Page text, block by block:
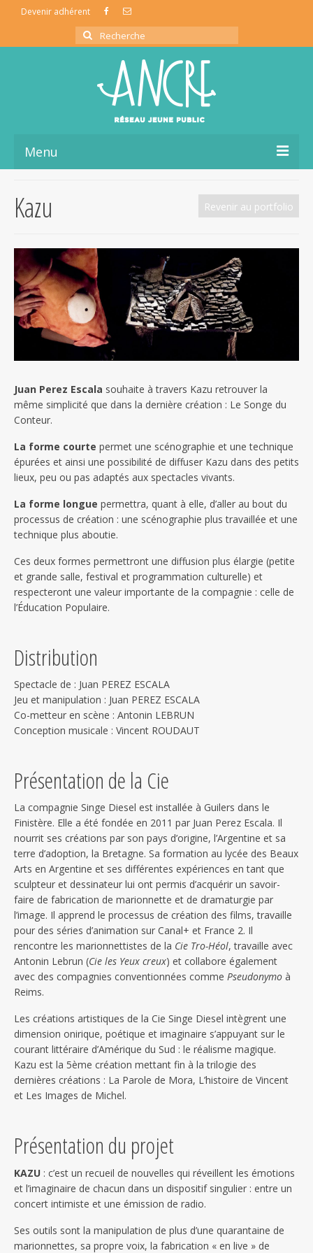
Devenir adhérent
Rechercher
:
Menu
La coopérative de production
Ressources Jeune Public
Partage d’infos
Revenir au portfolio
Kazu
Juan Perez Escala souhaite à travers Kazu retrouver la
même simplicité que dans la dernière création : Le Songe du
Conteur.
La forme courte permet une scénographie et une technique
épurées et ainsi une possibilité de diffuser Kazu dans des petits
lieux, peu ou pas adaptés aux spectacles vivants.
La forme longue permettra, quant à elle, d’aller au bout du
processus de création : une scénographie plus travaillée et une
technique plus aboutie.
Ces deux formes permettront une diffusion plus élargie (petite
et grande salle, festival et programmation culturelle) et
respecteront une valeur importante de la compagnie : celle de
l’Éducation Populaire.
Distribution
Spectacle de : Juan PEREZ ESCALA
Jeu et manipulation : Juan PEREZ ESCALA
Co-metteur en scène : Antonin LEBRUN
Conception musicale : Vincent ROUDAUT
Présentation de la Cie
La compagnie Singe Diesel est installée à Guilers dans le
Finistère. Elle a été fondée en 2011 par Juan Perez Escala. Il
nourrit ses créations par son pays d’origine, l’Argentine et sa
terre d’adoption, la Bretagne. Sa formation au lycée des Beaux
Arts en Argentine et ses différentes expériences en tant que
sculpteur et dessinateur lui ont permis d’acquérir un savoir-
faire de fabrication de marionnette et de dramaturgie par
l’image. Il apprend le processus de création des films, travaille
pour des séries d’animation sur Canal+ et France 2. Il
rencontre les marionnettistes de la Cie Tro-Héol, travaille avec
Antonin Lebrun (Cie les Yeux creux) et collabore également
avec des compagnies conventionnées comme Pseudonymo à
Reims.
Les créations artistiques de la Cie Singe Diesel intègrent une
dimension onirique, poétique et imaginaire s’appuyant sur le
courant littéraire d’Amérique du Sud : le réalisme magique.
Kazu est la 5ème création mettant fin à la trilogie des
dernières créations : La Parole de Mora, L’histoire de Vincent
et Les Images de Michel.
Présentation du projet
KAZU : c’est un recueil de nouvelles qui réveillent les émotions
et l’imaginaire de chacun dans un dispositif singulier : entre un
concert intimiste et une émission de radio.
Ses outils sont la manipulation de plus d’une quarantaine de
marionnettes, sa propre voix, la fabrication « en live » de